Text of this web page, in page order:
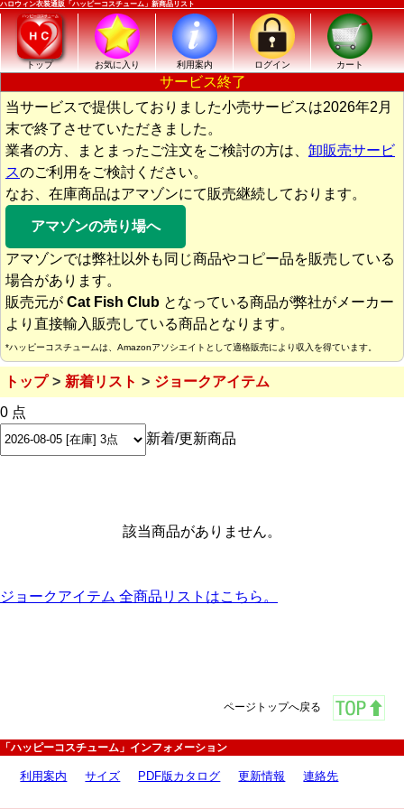
ハロウィン衣装通販「ハッピーコスチューム」新商品リスト
トップ お気に入り 利用案内 ログイン カート
サービス終了
当サービスで提供しておりました小売サービスは2026年2月
末で終了させていただきました。
業者の方、まとまったご注文をご検討の方は、 卸販売サービ
スのご利用をご検討ください。
なお、在庫商品はアマゾンにて販売継続しております。
アマゾンの売り場へ
アマゾンでは弊社以外も同じ商品やコピー品を販売している
場合があります。
販売元が Cat Fish Club となっている商品が弊社がメーカー
より直接輸入販売している商品となります。
*ハッピーコスチュームは、Amazonアソシエイトとして適格販売により収入を得ています。
トップ 新着リスト
ジョークアイテム
0 点
新着/更新商品
該当商品がありません。
ジョークアイテム 全商品リストはこちら。
ページトップへ戻る
「ハッピーコスチューム」インフォメーション
利用案内 サイズ PDF版カタログ 更新情報 連絡先